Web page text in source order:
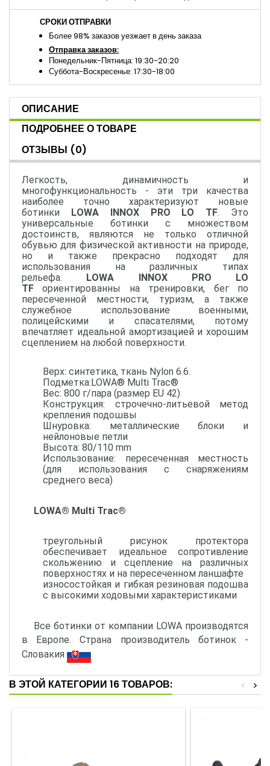
СРОКИ ОТПРАВКИ
Более 98% заказов уезжает в день заказа
Отправка заказов:
Понедельник-Пятница: 19:30-20:20
Суббота-Воскресенье: 17:30-18:00
ОПИСАНИЕ
ПОДРОБНЕЕ О ТОВАРЕ
ОТЗЫВЫ (0)
Легкость, динамичность и
многофункциональность - эти три качества
наиболее точно характеризуют новые
ботинки LOWA INNOX PRO LO TF. Это
универсальные ботинки с множеством
достоинств, являются не только отличной
обувью для физической активности на природе,
но и также прекрасно подходят для
использования на различных типах
рельефа. LOWA INNOX PRO LO
TF ориентированны на тренировки, бег по
пересеченной местности, туризм, а также
служебное использование военными,
полицейскими и спасателями, потому
впечатляет идеальной амортизацией и хорошим
сцеплением на любой поверхности.
Верх: синтетика, ткань Nylon 6.6.
Подметка:LOWA® Multi Trac®
Вес: 800 г/пара (размер EU 42)
Конструкция: строчечно-литьевой метод
крепления подошвы
Шнуровка: металлические блоки и
нейлоновые петли
Высота: 80/110 mm
Использование: пересеченная местность
(для использования с снаряжениям
среднего веса)
LOWA® Multi Trac®
треугольный рисунок протектора
обеспечивает идеальное сопротивление
скольжению и сцепление на различных
поверхностях и на пересеченном ланшафте
износостойкая и гибкая резиновая подошва
с высокими ходовыми характеристиками
Все ботинки от компании LOWA производятся
в Европе. Страна производитель ботинок -
Словакия
В ЭТОЙ КАТЕГОРИИ 16 ТОВАРОВ: >
<